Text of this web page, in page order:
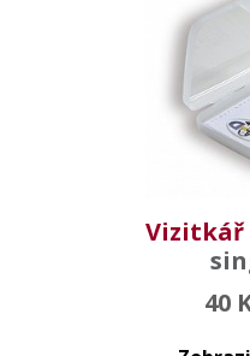
Vizitkář
40